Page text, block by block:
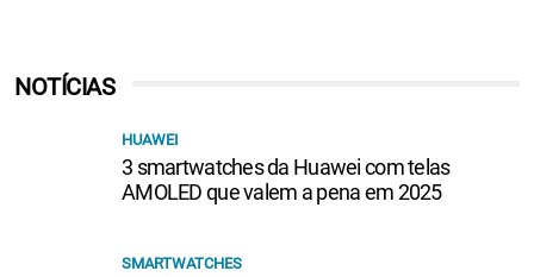
NOTÍCIAS
HUAWEI
3 smartwatches da Huawei com telas
AMOLED que valem a pena em 2025
SMARTWATCHES